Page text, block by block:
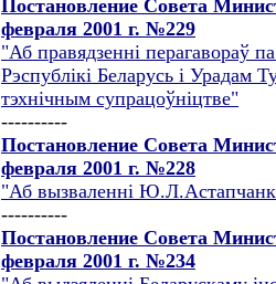
Постановление Совета
февраля 2001 г. №229
"Аб правядзеннi перагавораў
Рэспублiкi Беларусь i Урадам
тэхнiчным супрацоўнiцтве"
----------
Постановление Совета
февраля 2001 г. №228
"Аб вызваленнi
----------
Постановление Совета
февраля 2001 г. №234